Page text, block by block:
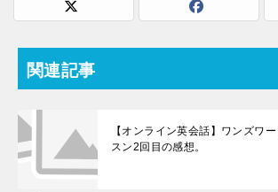
関連記事
【オンライン英会話】ワンズワ
スン2回目の感想。